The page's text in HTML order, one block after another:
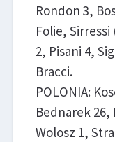
Rondon 3,
Folie,
2, Pisani 4,
Bracci.
POLONIA:
Bednarek 26,
Wolosz 1,